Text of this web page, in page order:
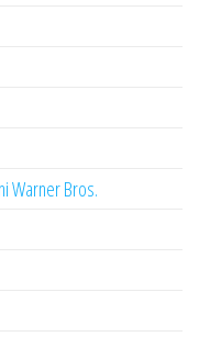
Warner Bros.